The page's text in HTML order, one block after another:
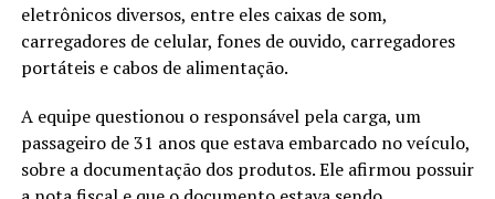
eletrônicos diversos, entre eles caixas de som,
carregadores de celular, fones de ouvido, carregadores
portáteis e cabos de alimentação.
A equipe questionou o responsável pela carga, um
passageiro de 31 anos que estava embarcado no veículo,
sobre a documentação dos produtos. Ele afirmou possuir